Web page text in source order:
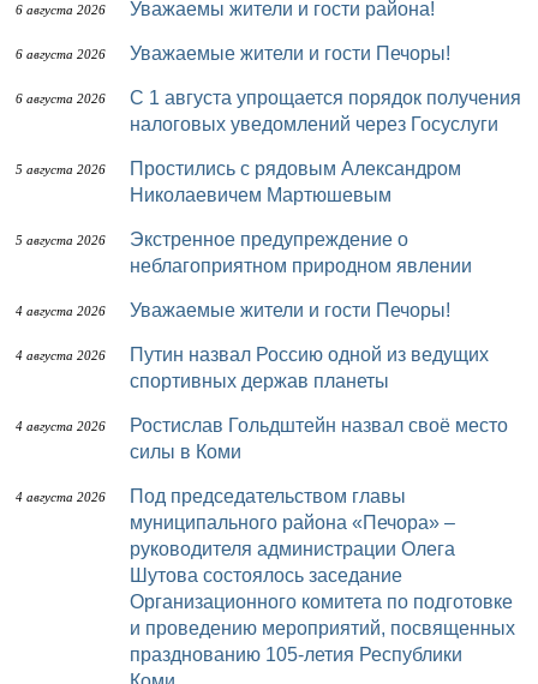
6 августа 2026 Уважаемы жители и гости района!
6 августа 2026 Уважаемые жители и гости Печоры!
6 августа 2026
С 1 августа упрощается порядок получения
налоговых уведомлений через Госуслуги
5 августа 2026
Простились с рядовым Александром
Николаевичем Мартюшевым
5 августа 2026
Экстренное предупреждение о
неблагоприятном природном явлении
4 августа 2026 Уважаемые жители и гости Печоры!
4 августа 2026
Путин назвал Россию одной из ведущих
спортивных держав планеты
4 августа 2026
Ростислав Гольдштейн назвал своё место
силы в Коми
4 августа 2026
Под председательством главы
муниципального района «Печора» –
руководителя администрации Олега
Шутова состоялось заседание
Организационного комитета по подготовке
и проведению мероприятий, посвященных
празднованию 105-летия Республики